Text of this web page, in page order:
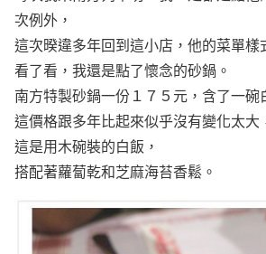
次例外，
這次暌違多年回到這小店，他的菜單樣
看了看，我還是點了懷念的砂鍋。
南方特製砂鍋一份１７５元，含了一碗
這價格跟多年比起來似乎沒有變化太大
這是用木碗裝的白飯，
搭配著蘿蔔乾和芝麻海苔香鬆。